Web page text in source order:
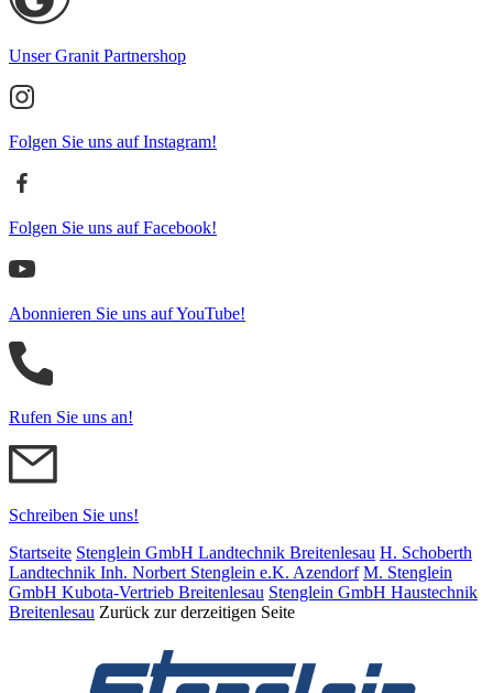
Unser Granit Partnershop
Folgen Sie uns auf Instagram!
Folgen Sie uns auf Facebook!
Abonnieren Sie uns auf YouTube!
Rufen Sie uns an!
Schreiben Sie uns!
Startseite Stenglein GmbH Landtechnik Breitenlesau H. Schoberth
Land­tech­nik Inh. Norbert Stenglein e.K. Azendorf M. Stenglein
GmbH Kubota-Vertrieb Breitenlesau Stenglein GmbH Haustechnik
Breitenlesau Zurück zur derzeitigen Seite